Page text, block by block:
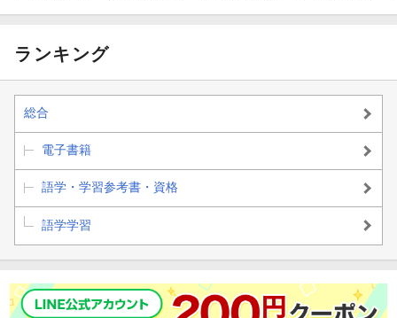
ランキング
総合
電子書籍
語学・学習参考書・資格
語学学習